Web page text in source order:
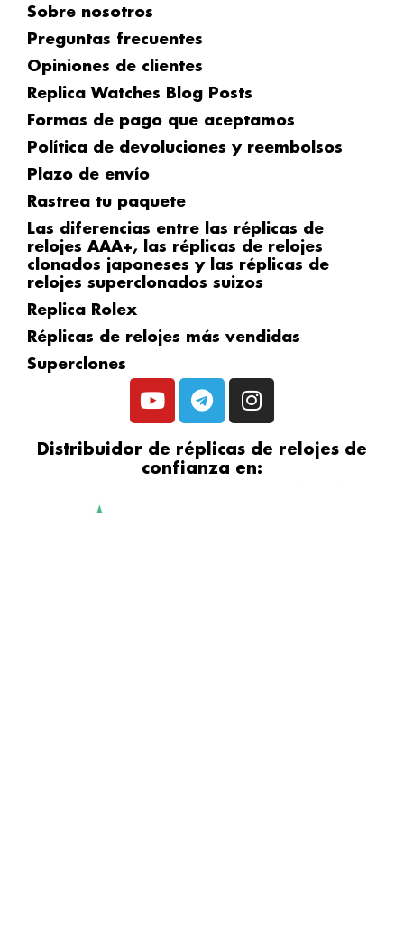
Sobre nosotros
Preguntas frecuentes
Opiniones de clientes
Replica Watches Blog Posts
Formas de pago que aceptamos
Política de devoluciones y reembolsos
Plazo de envío
Rastrea tu paquete
Las diferencias entre las réplicas de
relojes AAA+, las réplicas de relojes
clonados japoneses y las réplicas de
relojes superclonados suizos
Replica Rolex
Réplicas de relojes más vendidas
Superclones
Y
o
u
t
u
T
e
l
e
g
I
n
s
t
a
Distribuidor de réplicas de relojes de
confianza en: